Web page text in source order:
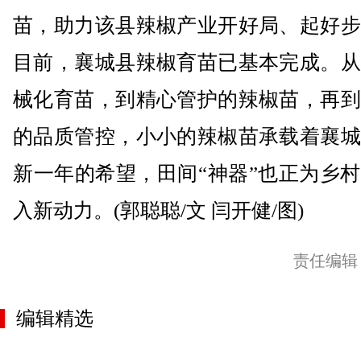
苗，助力该县辣椒产业开好局、起好
目前，襄城县辣椒育苗已基本完成。
械化育苗，到精心管护的辣椒苗，再
的品质管控，小小的辣椒苗承载着襄
新一年的希望，田间“神器”也正为乡
入新动力。(郭聪聪/文 闫开健/图)
责任编
编辑精选